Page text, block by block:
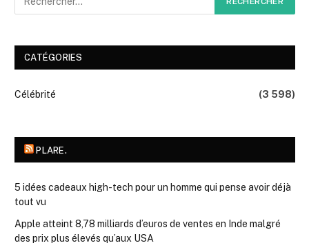
CATÉGORIES
Célébrité (3 598)
PLARE.
5 idées cadeaux high-tech pour un homme qui pense avoir déjà
tout vu
Apple atteint 8,78 milliards d’euros de ventes en Inde malgré
des prix plus élevés qu’aux USA